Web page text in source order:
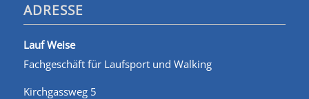
ADRESSE
Lauf Weise
Fachgeschäft für Laufsport und Walking
Kirchgassweg 5